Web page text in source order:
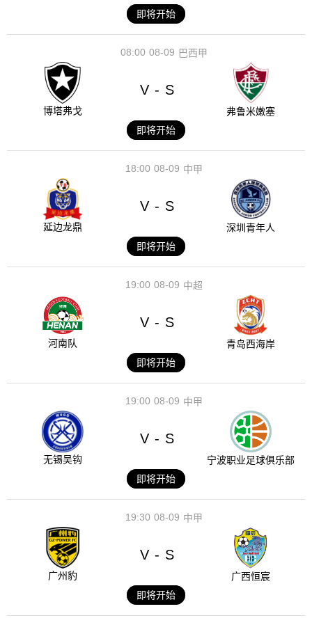
即将开始
08-09
08:00 巴西甲
博塔弗戈
V - S
弗鲁米嫩塞
即将开始
08-09
18:00 中甲
延边龙鼎
V - S
深圳青年人
即将开始
08-09
19:00 中超
河南队
V - S
青岛西海岸
即将开始
08-09
19:00 中甲
无锡吴钩
V - S
宁波职业足球俱乐部
即将开始
08-09
19:30 中甲
广州豹
V - S
广西恒宸
即将开始